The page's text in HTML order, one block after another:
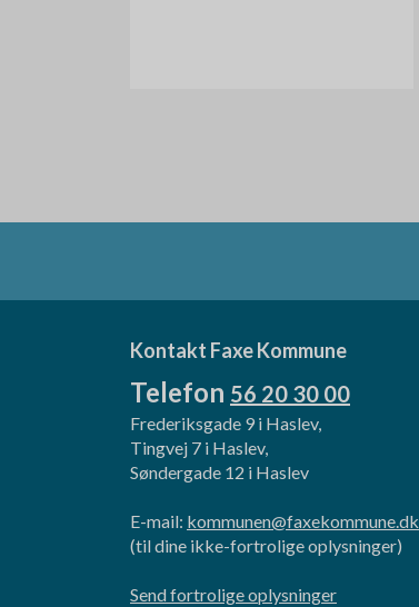
Kontakt Faxe Kommune
Telefon 56 20 30 00
Frederiksgade 9 i Haslev,
Tingvej 7 i Haslev,
Søndergade 12 i Haslev
E-mail: kommunen@faxekommune.dk
(til dine ikke-fortrolige oplysninger)
Send fortrolige oplysninger